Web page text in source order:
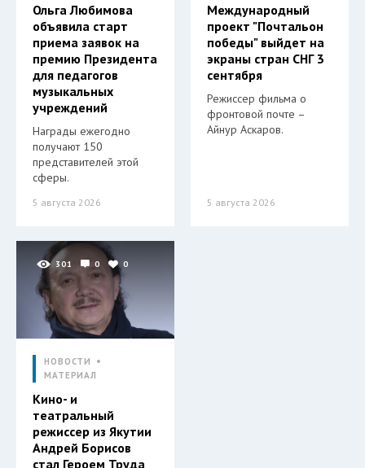
Ольга Любимова
объявила старт
приема заявок на
премию Президента
для педагогов
музыкальных
учреждений
Награды ежегодно
получают 150
представителей этой
сферы.
5 августа 2026
Международный
проект "Почтальон
победы" выйдет на
экраны стран СНГ 3
сентября
Режиссер фильма о
фронтовой почте –
Айнур Аскаров.
5 августа 2026
301 0 0
НОВОСТИ
МАТЕРИАЛ
Кино- и
театральный
режиссер из Якутии
Андрей Борисов
стал Героем Труда